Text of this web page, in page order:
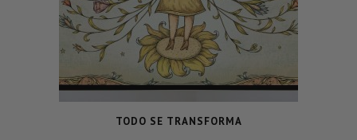
TODO SE TRANSFORMA